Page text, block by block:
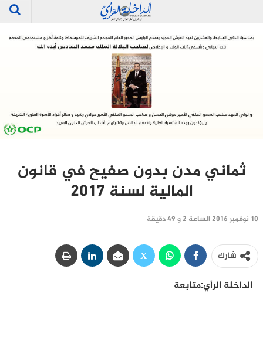
ثماني مدن بدون صفيح في قانون
المالية لسنة 2017
10 نوفمبر 2016 الساعة 2 و 49 دقيقة
شارك
الداخلة الرأي:متابعة